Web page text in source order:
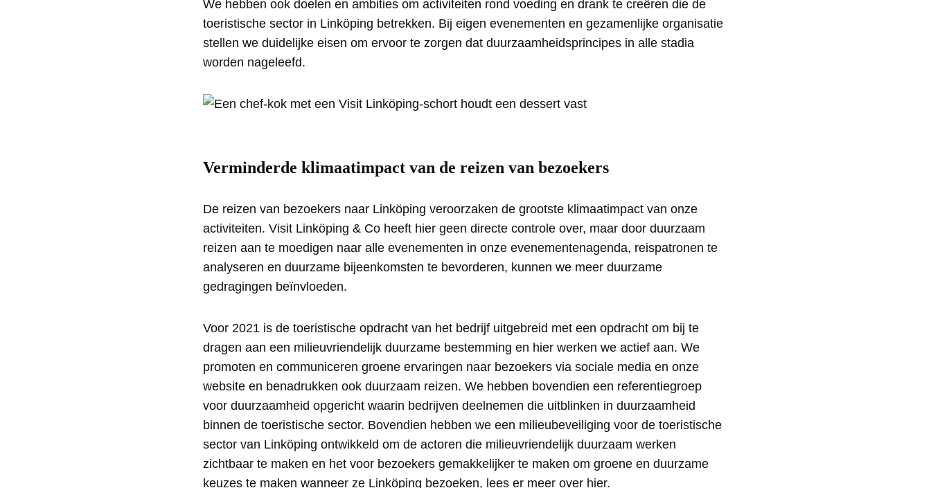
We hebben ook doelen en ambities om activiteiten rond voeding en drank te creëren die de
toeristische sector in Linköping betrekken. Bij eigen evenementen en gezamenlijke organisatie
stellen we duidelijke eisen om ervoor te zorgen dat duurzaamheidsprincipes in alle stadia
worden nageleefd.
Verminderde klimaatimpact van de reizen van bezoekers
De reizen van bezoekers naar Linköping veroorzaken de grootste klimaatimpact van onze
activiteiten. Visit Linköping & Co heeft hier geen directe controle over, maar door duurzaam
reizen aan te moedigen naar alle evenementen in onze evenementenagenda, reispatronen te
analyseren en duurzame bijeenkomsten te bevorderen, kunnen we meer duurzame
gedragingen beïnvloeden.
Voor 2021 is de toeristische opdracht van het bedrijf uitgebreid met een opdracht om bij te
dragen aan een milieuvriendelijk duurzame bestemming en hier werken we actief aan. We
promoten en communiceren groene ervaringen naar bezoekers via sociale media en onze
website en benadrukken ook duurzaam reizen. We hebben bovendien een referentiegroep
voor duurzaamheid opgericht waarin bedrijven deelnemen die uitblinken in duurzaamheid
binnen de toeristische sector. Bovendien hebben we een milieubeveiliging voor de toeristische
sector van Linköping ontwikkeld om de actoren die milieuvriendelijk duurzaam werken
zichtbaar te maken en het voor bezoekers gemakkelijker te maken om groene en duurzame
keuzes te maken wanneer ze Linköping bezoeken, lees er meer over hier.